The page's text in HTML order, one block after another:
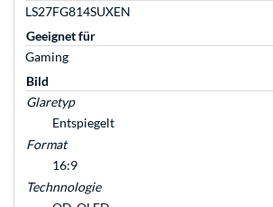
LS27FG814SUXEN
Geeignet für
Gaming
Bild
Glaretyp
Entspiegelt
Format
16:9
Technnologie